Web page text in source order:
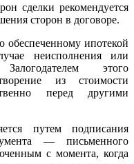
сделки рекомендуется
сторон в договоре.
обеспеченному ипотекой
неисполнения или
этого
из стоимости
перед другими
путем подписания
— письменного
с момента, когда